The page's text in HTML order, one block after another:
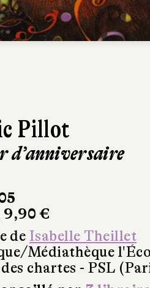
Pillot
d’anniversaire
9,90 €
de Isabelle Theillet
Médiathèque
chartes - PSL